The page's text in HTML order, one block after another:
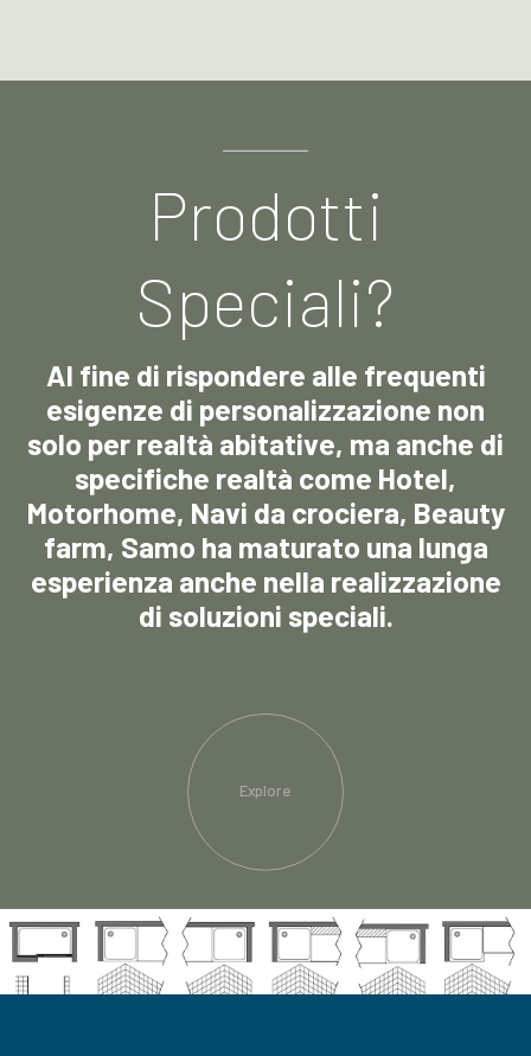
Prodotti
Speciali?
Al fine di rispondere alle frequenti
esigenze di personalizzazione non
solo per realtà abitative, ma anche di
specifiche realtà come Hotel,
Motorhome, Navi da crociera, Beauty
farm, Samo ha maturato una lunga
esperienza anche nella realizzazione
di soluzioni speciali.
Explore